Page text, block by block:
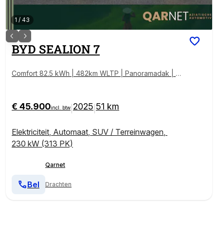
1 / 43
BYD SEALION 7
Comfort 82.5 kWh | 482km WLTP | Panoramadak | D
€ 45.900incl. btw 2025 51 km
Elektriciteit, Automaat, SUV / Terreinwagen,
230 kW (313 PK)
Qarnet
Drachten
Bel